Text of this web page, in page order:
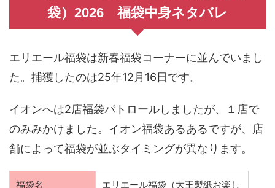
袋）2026 福袋中身ネタバレ
エリエール福袋は新春福袋コーナーに並んでいまし
た。捕獲したのは25年12月16日です。
イオンへは2店福袋パトロールしましたが、１店で
のみみかけました。イオン福袋あるあるですが、店
舗によって福袋が並ぶタイミングが異なります。
福袋名
エリエール福袋（大王製紙お楽し